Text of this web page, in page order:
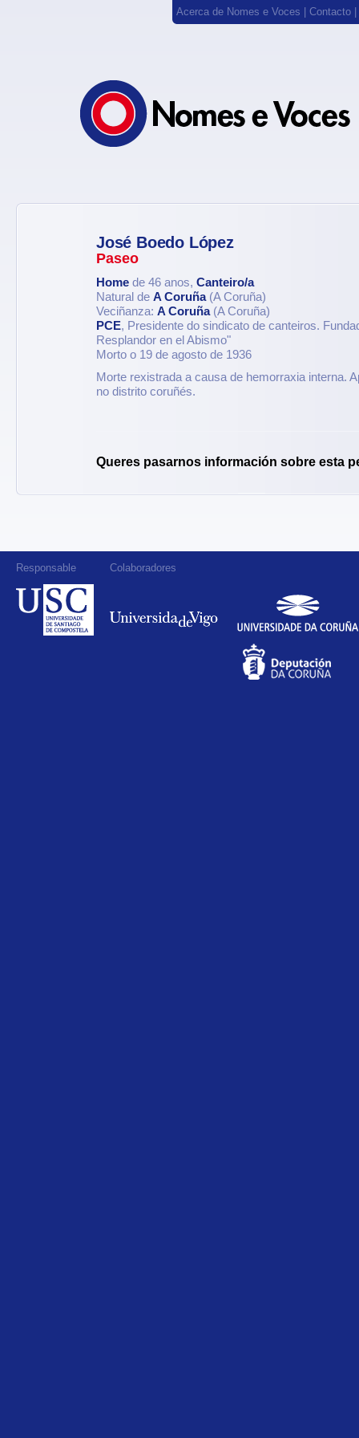
Acerca de Nomes e Voces Contacto
José Boedo López
Paseo
Home de 46 anos, Canteiro/a
Natural de A Coruña(A Coruña)
Veciñanza: A Coruña(A Coruña)
PCE, Presidente do sindicato de canteiros.
Resplandor en el Abismo"
Morto o 19 de agosto de 1936
Morte rexistrada a causa de hemorraxia interna.
no distrito coruñés.
Queres pasarnos información sobre esta
Responsable Colaboradores